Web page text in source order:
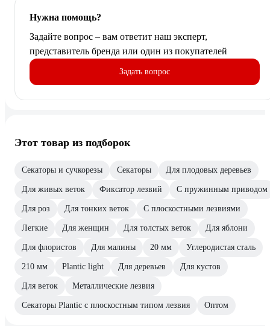
Нужна помощь?
Задайте вопрос – вам ответит наш эксперт,
представитель бренда или один из покупателей
Задать вопрос
Этот товар из подборок
Секаторы и сучкорезы Секаторы Для плодовых деревьев
Для живых веток Фиксатор лезвий С пружинным приводом
Для роз Для тонких веток С плоскостными лезвиями
Легкие Для женщин Для толстых веток Для яблони
Для флористов Для малины 20 мм Углеродистая сталь
210 мм Plantic light Для деревьев Для кустов
Для веток Металлические лезвия
Секаторы Plantic с плоскостным типом лезвия Оптом